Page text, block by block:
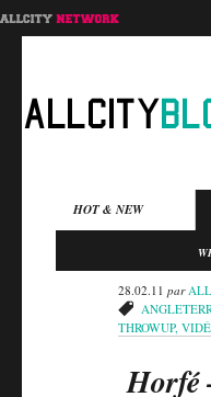
Aller au contenu
Aller au contenu
HOT & NEW
28.02.11 par
THROWUP,
Horfé